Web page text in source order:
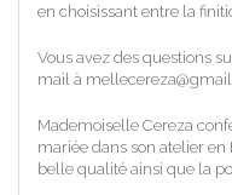
en choisissant entre la
Vous avez des questions
mail à
Mademoiselle Cereza
mariée dans son atelier
belle qualité ainsi que la